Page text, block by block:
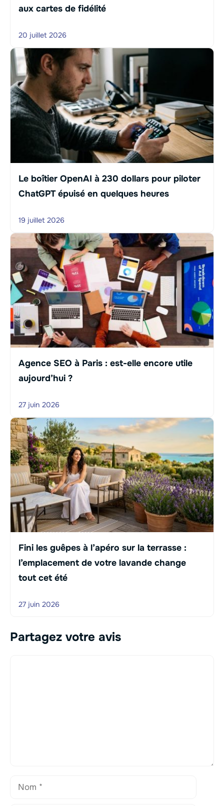
aux cartes de fidélité
20 juillet 2026
Le boîtier OpenAI à 230 dollars pour piloter
ChatGPT épuisé en quelques heures
19 juillet 2026
Agence SEO à Paris : est-elle encore utile
aujourd’hui ?
27 juin 2026
Fini les guêpes à l’apéro sur la terrasse :
l’emplacement de votre lavande change
tout cet été
27 juin 2026
Partagez votre avis
Nom